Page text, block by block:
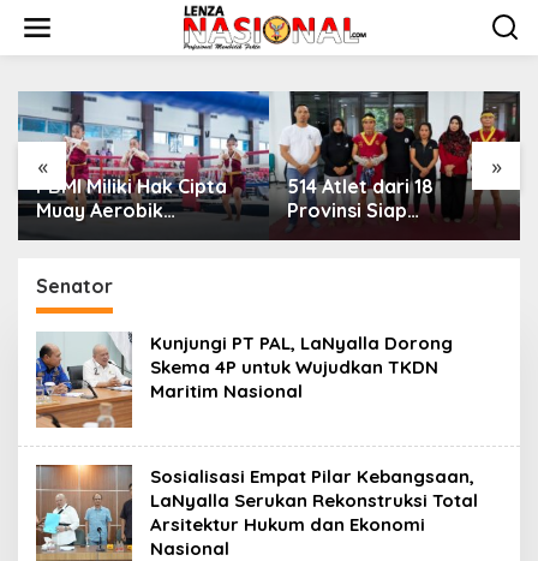
w
« »
PBMI Miliki Hak Cipta
Muay Aerobik
Nusantara, Perkuat
Muaythai Indonesia
514 Atlet dari 18
Provinsi Siap
Bertarung di Indonesia
Senator
Kunjungi PT PAL, LaNyalla Dorong
Skema 4P untuk Wujudkan TKDN
Maritim Nasional
Sosialisasi Empat Pilar Kebangsaan,
LaNyalla Serukan Rekonstruksi Total
Arsitektur Hukum dan Ekonomi
Nasional